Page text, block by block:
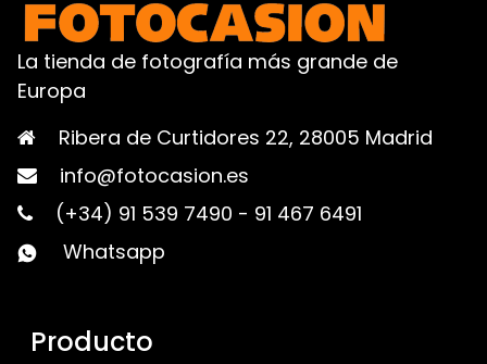
La tienda de fotografía más grande de
Europa
Ribera de Curtidores 22, 28005 Madrid
info@fotocasion.es
(+34) 91 539 7490 - 91 467 6491
Whatsapp
Producto